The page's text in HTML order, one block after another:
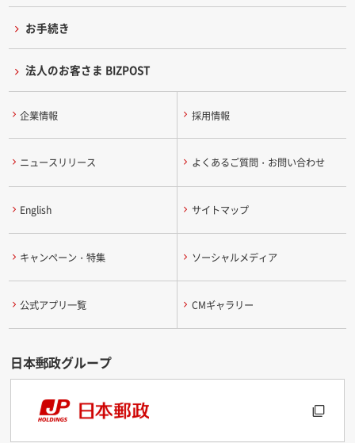
お手続き
法人のお客さま BIZPOST
企業情報 採用情報
ニュースリリース よくあるご質問・お問い合わせ
English サイトマップ
キャンペーン・特集 ソーシャルメディア
公式アプリ一覧 CMギャラリー